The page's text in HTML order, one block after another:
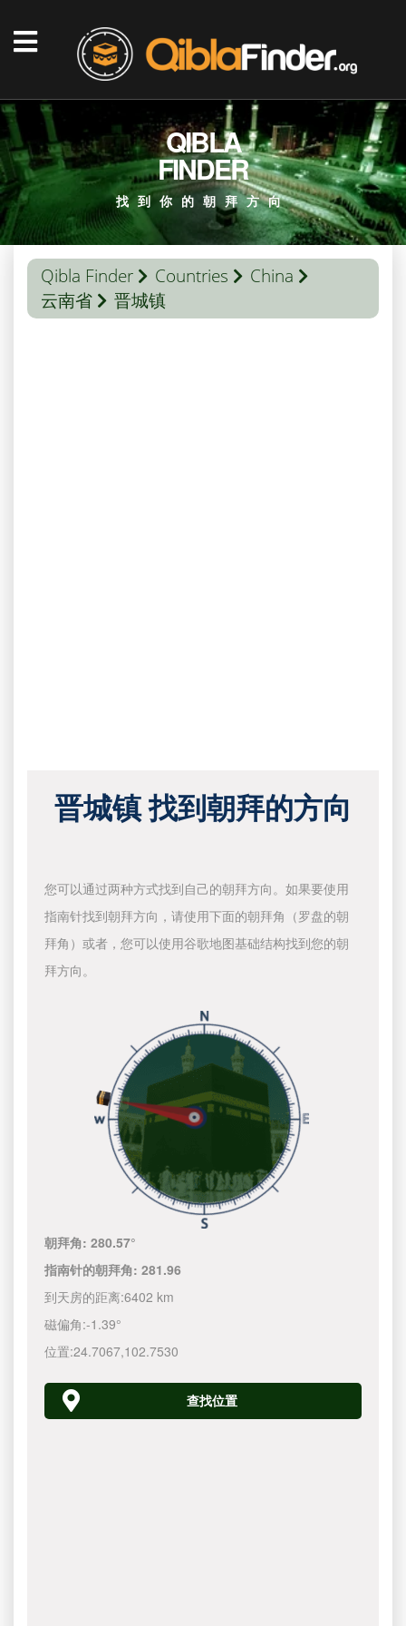
QIBLA
FINDER
找到你的朝拜方向
Qibla Finder Countries
China
云南省
晋城镇
晋城镇 找到朝拜的方向
您可以通过两种方式找到自己的朝拜方向。如果要使用
指南针找到朝拜方向，请使用下面的朝拜角（罗盘的朝
拜角）或者，您可以使用谷歌地图基础结构找到您的朝
拜方向。
朝拜角:280.57°
指南针的朝拜角:281.96
到天房的距离:6402 km
磁偏角:-1.39°
位置:24.7067,102.7530
查找位置